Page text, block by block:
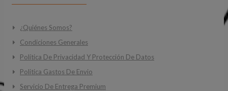
¿Quiénes Somos?
Condiciones Generales
Política De Privacidad Y Protección De Datos
Politica Gastos De Envio
Servicio De Entrega Premium